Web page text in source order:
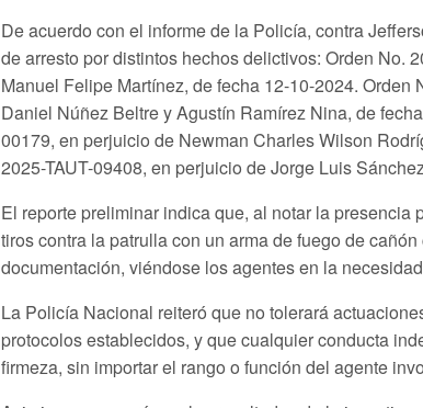
De acuerdo con el informe de la Policía, contra
de arresto por distintos hechos delictivos: Orden No.
Manuel Felipe Martínez, de fecha 12-10-2024. Orden
Daniel Núñez Beltre y Agustín Ramírez Nina, de
00179, en perjuicio de Newman Charles Wilson
2025-TAUT-09408, en perjuicio de Jorge Luis
El reporte preliminar indica que, al notar la
tiros contra la patrulla con un arma de fuego de
documentación, viéndose los agentes en la
La Policía Nacional reiteró que no tolerará
protocolos establecidos, y que cualquier conducta
firmeza, sin importar el rango o función del agente